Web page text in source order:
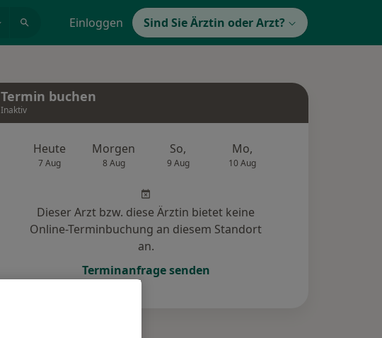
Einloggen Sind Sie Ärztin oder Arzt?
Termin buchen
Inaktiv
Heute
7 Aug
Morgen
8 Aug
So,
9 Aug
Mo,
10 Aug
Dieser Arzt bzw. diese Ärztin bietet keine
Online-Terminbuchung an diesem Standort
an.
Terminanfrage senden